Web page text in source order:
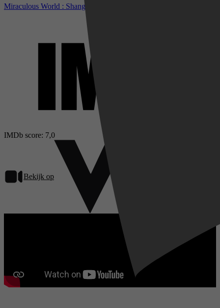
Miraculous World : Shanghai, la légende de Ladydragon bij IMDb
IMDb score: 7,0
Bekijk op